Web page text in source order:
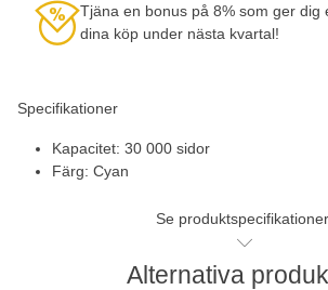
Specifikationer
Kapacitet: 30 000 sidor
Färg: Cyan
Se produktspecifikationer
Tjäna en bonus på 8% som ger dig
dina köp under nästa kvartal!
Alternativa